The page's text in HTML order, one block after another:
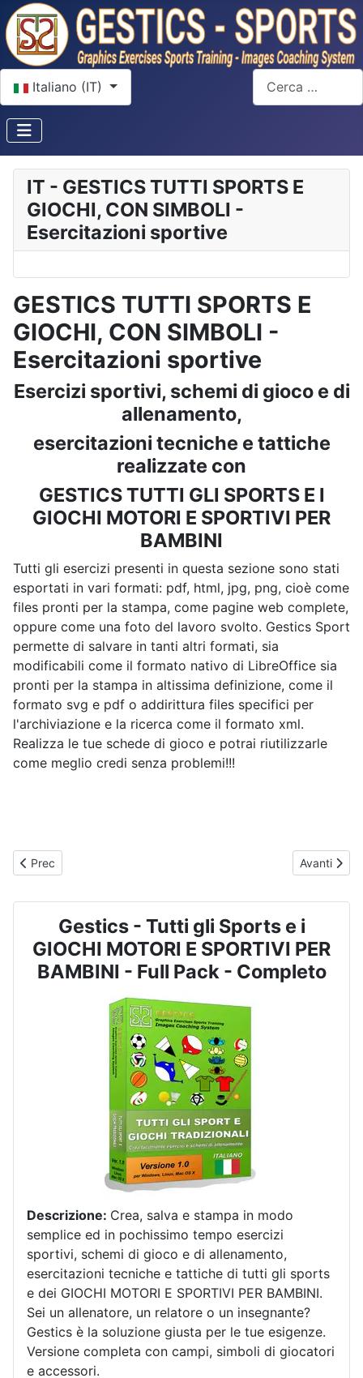
Seleziona la tua lingua
Italiano (IT)
Cerca
IT - GESTICS TUTTI SPORTS E
GIOCHI, CON SIMBOLI -
Esercitazioni sportive
GESTICS TUTTI SPORTS E
GIOCHI, CON SIMBOLI -
Esercitazioni sportive
Esercizi sportivi, schemi di gioco e di
allenamento,
esercitazioni tecniche e tattiche
realizzate con
GESTICS TUTTI GLI SPORTS E I
GIOCHI MOTORI E SPORTIVI PER
BAMBINI
Tutti gli esercizi presenti in questa sezione sono stati
esportati in vari formati: pdf, html, jpg, png, cioè come
files pronti per la stampa, come pagine web complete,
oppure come una foto del lavoro svolto. Gestics Sport
permette di salvare in tanti altri formati, sia
modificabili come il formato nativo di LibreOffice sia
pronti per la stampa in altissima definizione, come il
formato svg e pdf o addirittura files specifici per
l'archiviazione e la ricerca come il formato xml.
Realizza le tue schede di gioco e potrai riutilizzarle
come meglio credi senza problemi!!!
Articolo precedente: GESTICS GIOCHI MOTORI E SPORTIVI
Prec Articolo
Avanti
Gestics - Tutti gli Sports e i
GIOCHI MOTORI E SPORTIVI PER
BAMBINI - Full Pack - Completo
Descrizione: Crea, salva e stampa in modo
semplice ed in pochissimo tempo esercizi
sportivi, schemi di gioco e di allenamento,
esercitazioni tecniche e tattiche di tutti gli sports
e dei GIOCHI MOTORI E SPORTIVI PER BAMBINI.
Sei un allenatore, un relatore o un insegnante?
Gestics è la soluzione giusta per le tue esigenze.
Versione completa con campi, simboli di giocatori
e accessori.